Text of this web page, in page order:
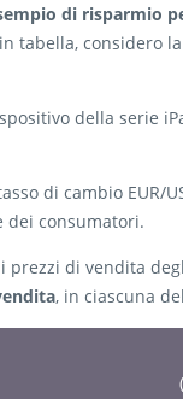
di risparmio
tabella, considero
della serie
di cambio EUR/
dei consumatori.
prezzi di vendita
, in ciascuna